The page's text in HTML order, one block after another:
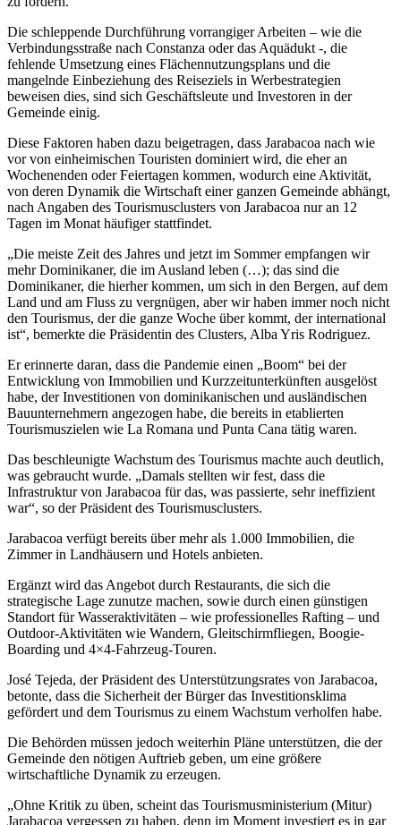
Die schleppende Durchführung vorrangiger Arbeiten – wie die
Verbindungsstraße nach Constanza oder das Aquädukt -, die
fehlende Umsetzung eines Flächennutzungsplans und die
mangelnde Einbeziehung des Reiseziels in Werbestrategien
beweisen dies, sind sich Geschäftsleute und Investoren in der
Gemeinde einig.
Diese Faktoren haben dazu beigetragen, dass Jarabacoa nach wie
vor von einheimischen Touristen dominiert wird, die eher an
Wochenenden oder Feiertagen kommen, wodurch eine Aktivität,
von deren Dynamik die Wirtschaft einer ganzen Gemeinde abhängt,
nach Angaben des Tourismusclusters von Jarabacoa nur an 12
Tagen im Monat häufiger stattfindet.
„Die meiste Zeit des Jahres und jetzt im Sommer empfangen wir
mehr Dominikaner, die im Ausland leben (…); das sind die
Dominikaner, die hierher kommen, um sich in den Bergen, auf dem
Land und am Fluss zu vergnügen, aber wir haben immer noch nicht
den Tourismus, der die ganze Woche über kommt, der international
ist“, bemerkte die Präsidentin des Clusters, Alba Yris Rodriguez.
Er erinnerte daran, dass die Pandemie einen „Boom“ bei der
Entwicklung von Immobilien und Kurzzeitunterkünften ausgelöst
habe, der Investitionen von dominikanischen und ausländischen
Bauunternehmern angezogen habe, die bereits in etablierten
Tourismuszielen wie La Romana und Punta Cana tätig waren.
Das beschleunigte Wachstum des Tourismus machte auch deutlich,
was gebraucht wurde. „Damals stellten wir fest, dass die
Infrastruktur von Jarabacoa für das, was passierte, sehr ineffizient
war“, so der Präsident des Tourismusclusters.
Jarabacoa verfügt bereits über mehr als 1.000 Immobilien, die
Zimmer in Landhäusern und Hotels anbieten.
Ergänzt wird das Angebot durch Restaurants, die sich die
strategische Lage zunutze machen, sowie durch einen günstigen
Standort für Wasseraktivitäten – wie professionelles Rafting – und
Outdoor-Aktivitäten wie Wandern, Gleitschirmfliegen, Boogie-
Boarding und 4×4-Fahrzeug-Touren.
José Tejeda, der Präsident des Unterstützungsrates von Jarabacoa,
betonte, dass die Sicherheit der Bürger das Investitionsklima
gefördert und dem Tourismus zu einem Wachstum verholfen habe.
Die Behörden müssen jedoch weiterhin Pläne unterstützen, die der
Gemeinde den nötigen Auftrieb geben, um eine größere
wirtschaftliche Dynamik zu erzeugen.
„Ohne Kritik zu üben, scheint das Tourismusministerium (Mitur)
Jarabacoa vergessen zu haben, denn im Moment investiert es in gar